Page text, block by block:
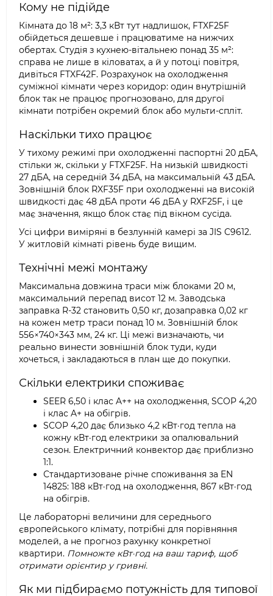
Кому не підійде
Кімната до 18 м²: 3,3 кВт тут надлишок, FTXF25F
обійдеться дешевше і працюватиме на нижчих
обертах. Студія з кухнею-вітальнею понад 35 м²:
справа не лише в кіловатах, а й у потоці повітря,
дивіться FTXF42F. Розрахунок на охолодження
суміжної кімнати через коридор: один внутрішній
блок так не працює прогнозовано, для другої
кімнати потрібен окремий блок або мульти-спліт.
Наскільки тихо працює
У тихому режимі при охолодженні паспортні 20 дБА,
стільки ж, скільки у FTXF25F. На низькій швидкості
27 дБА, на середній 34 дБА, на максимальній 43 дБА.
Зовнішній блок RXF35F при охолодженні на високій
швидкості дає 48 дБА проти 46 дБА у RXF25F, і це
має значення, якщо блок стає під вікном сусіда.
Усі цифри виміряні в безлунній камері за JIS C9612.
У житловій кімнаті рівень буде вищим.
Технічні межі монтажу
Максимальна довжина траси між блоками 20 м,
максимальний перепад висот 12 м. Заводська
заправка R-32 становить 0,50 кг, дозаправка 0,02 кг
на кожен метр траси понад 10 м. Зовнішній блок
556×740×343 мм, 24 кг. Ці межі визначають, чи
реально винести зовнішній блок туди, куди
хочеться, і закладаються в план ще до покупки.
Скільки електрики споживає
SEER 6,50 і клас A++ на охолодження, SCOP 4,20
і клас A+ на обігрів.
SCOP 4,20 дає близько 4,2 кВт·год тепла на
кожну кВт·год електрики за опалювальний
сезон. Електричний конвектор дає приблизно
1:1.
Стандартизоване річне споживання за EN
14825: 188 кВт·год на охолодження, 867 кВт·год
на обігрів.
Це лабораторні величини для середнього
європейського клімату, потрібні для порівняння
моделей, а не прогноз рахунку конкретної
квартири. Помножте кВт·год на ваш тариф, щоб
отримати орієнтир у гривні.
Як ми підбираємо потужність для типової